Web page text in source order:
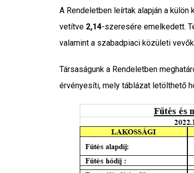
A Rendeletben leírtak alapján a
vetítve 2,14-szeresére emelkedett.
valamint a szabadpiaci közületi
Társaságunk a Rendeletben
érvényesíti, mely táblázat letölthető